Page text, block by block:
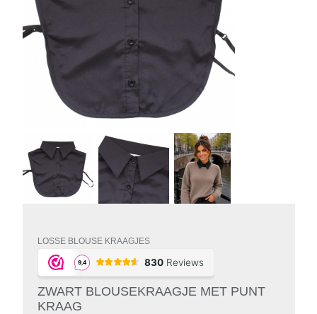
LOSSE BLOUSE KRAAGJES
ZWART BLOUSEKRAAGJE MET PUNT
KRAAG